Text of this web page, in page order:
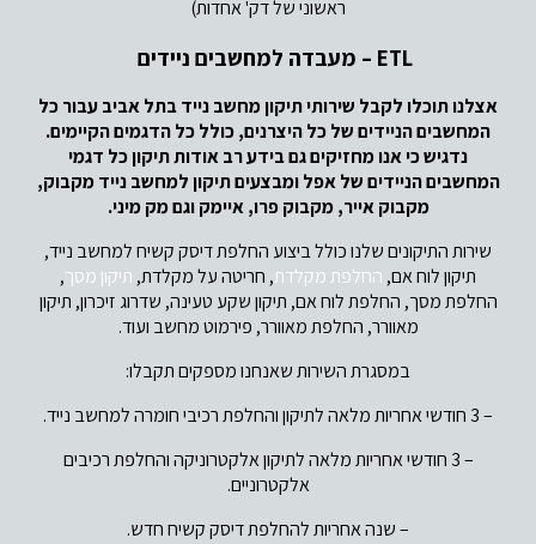
ראשוני של דק' אחדות)
ETL – מעבדה למחשבים ניידים
אצלנו תוכלו לקבל שירותי תיקון מחשב נייד בתל אביב עבור כל
המחשבים הניידים של כל היצרנים, כולל כל הדגמים הקיימים.
נדגיש כי אנו מחזיקים גם בידע רב אודות תיקון כל דגמי
המחשבים הניידים של אפל ומבצעים תיקון למחשב נייד מקבוק,
מקבוק אייר, מקבוק פרו, איימק וגם מק מיני.
שירות התיקונים שלנו כולל ביצוע החלפת דיסק קשיח למחשב נייד,
תיקון לוח אם, החלפת מקלדת, חריטה על מקלדת, תיקון מסך,
החלפת מסך, החלפת לוח אם, תיקון שקע טעינה, שדרוג זיכרון, תיקון
מאוורר, החלפת מאוורר, פירמוט מחשב ועוד.
במסגרת השירות שאנחנו מספקים תקבלו:
– 3 חודשי אחריות מלאה לתיקון והחלפת רכיבי חומרה למחשב נייד.
– 3 חודשי אחריות מלאה לתיקון אלקטרוניקה והחלפת רכיבים
אלקטרוניים.
– שנה אחריות להחלפת דיסק קשיח חדש.